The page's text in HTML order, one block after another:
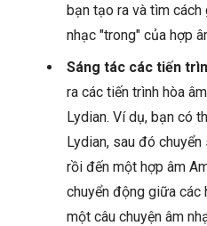
bạn tạo ra và tìm
nhạc "trong" của hợp
Sáng tác các tiến
ra các tiến trình hòa
Lydian. Ví dụ, bạn có
Lydian, sau đó
rồi đến một hợp âm
chuyển động giữa các
một câu chuyện âm